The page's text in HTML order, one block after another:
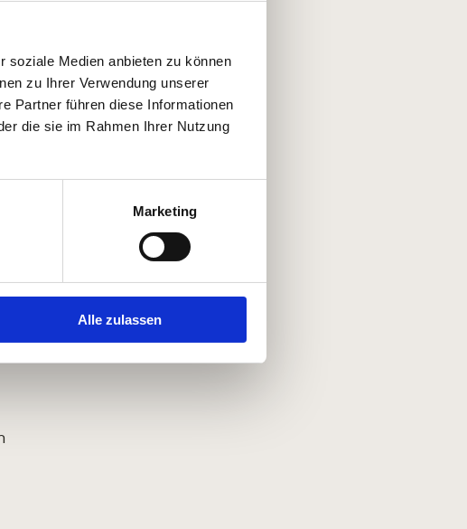
soziale Medien anbieten zu können
zu Ihrer Verwendung unserer
Partner führen diese Informationen
die sie im Rahmen Ihrer Nutzung
Marketing
Alle zulassen